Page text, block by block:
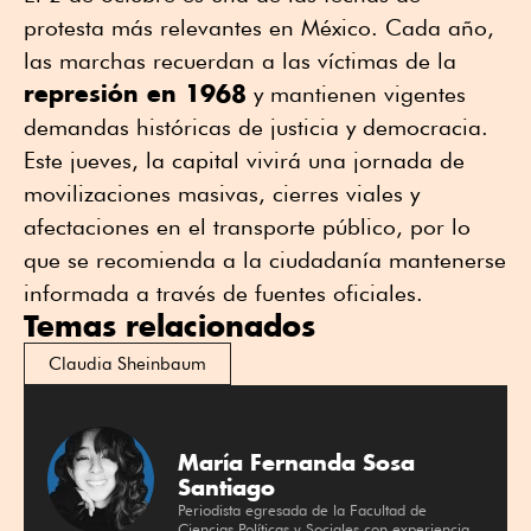
protesta más relevantes en México. Cada año,
las marchas recuerdan a las víctimas de la
represión en 1968 y mantienen vigentes
demandas históricas de justicia y democracia.
Este jueves, la capital vivirá una jornada de
movilizaciones masivas, cierres viales y
afectaciones en el transporte público, por lo
que se recomienda a la ciudadanía mantenerse
informada a través de fuentes oficiales.
Temas relacionados
Claudia Sheinbaum
María Fernanda Sosa
Santiago
Periodista egresada de la Facultad de